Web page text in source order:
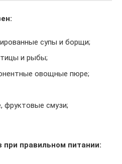
супы и борщи;
и рыбы;
овощные пюре;
фруктовые смузи;
правильном питании: